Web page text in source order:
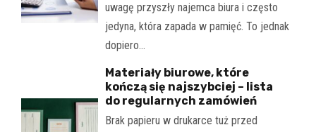
uwagę przyszły najemca biura i często
jedyna, która zapada w pamięć. To jednak
dopiero…
Materiały biurowe, które
kończą się najszybciej – lista
do regularnych zamówień
Brak papieru w drukarce tuż przed